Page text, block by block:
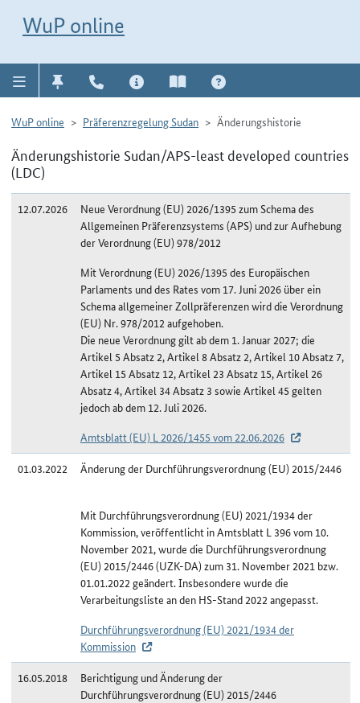
WuP online
WuP online Präferenzregelung Sudan Änderungshistorie
Änderungshistorie Sudan/APS-least developed countries
(LDC)
12.07.2026
Neue Verordnung (EU) 2026/1395 zum Schema des
Allgemeinen Präferenzsystems (APS) und zur Aufhebung
der Verordnung (EU) 978/2012
Mit Verordnung (EU) 2026/1395 des Europäischen
Parlaments und des Rates vom 17. Juni 2026 über ein
Schema allgemeiner Zollpräferenzen wird die Verordnung
(EU) Nr. 978/2012 aufgehoben.
Die neue Verordnung gilt ab dem 1. Januar 2027; die
Artikel 5 Absatz 2, Artikel 8 Absatz 2, Artikel 10 Absatz 7,
Artikel 15 Absatz 12, Artikel 23 Absatz 15, Artikel 26
Absatz 4, Artikel 34 Absatz 3 sowie Artikel 45 gelten
jedoch ab dem 12. Juli 2026.
Amtsblatt (EU) L 2026/1455 vom 22.06.2026
01.03.2022
Änderung der Durchführungsverordnung (EU) 2015/2446
Mit Durchführungsverordnung (EU) 2021/1934 der
Kommission, veröffentlicht in Amtsblatt L 396 vom 10.
November 2021, wurde die Durchführungsverordnung
(EU) 2015/2446 (UZK-DA) zum 31. November 2021 bzw.
01.01.2022 geändert. Insbesondere wurde die
Verarbeitungsliste an den HS-Stand 2022 angepasst.
Durchführungsverordnung (EU) 2021/1934 der
Kommission
16.05.2018
Berichtigung und Änderung der
Durchführungsverordnung (EU) 2015/2446